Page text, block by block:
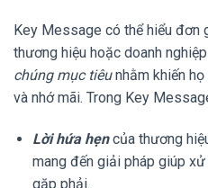
Key Message có thể hiểu đơn
thương hiệu hoặc doanh nghiệp
chúng mục tiêunhằm khiến họ
và nhớ mãi. Trong Key
Lời hứa hẹncủa thương
mang đến giải pháp giúp
gặp phải.